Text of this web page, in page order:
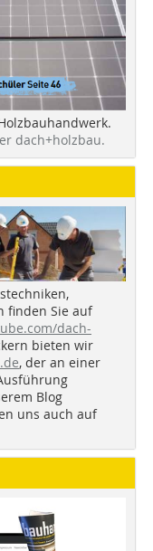
dach+holzbau.
finden Sie auf
dach-
bieten wir
, der an einer
Blog
uns auch auf